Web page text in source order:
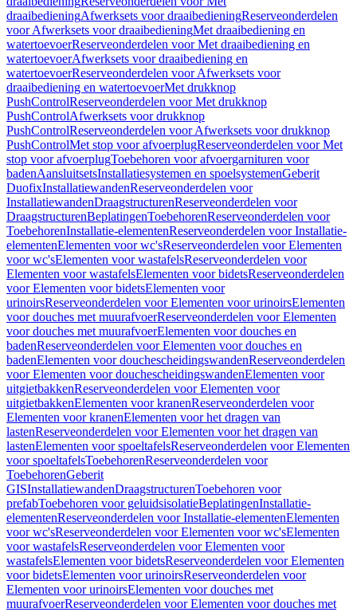
draaibedieningAfwerksets voor draaibedieningReserveonderdelen
voor Afwerksets voor draaibedieningMet draaibediening en
watertoevoerReserveonderdelen voor Met draaibediening en
watertoevoerAfwerksets voor draaibediening en
watertoevoerReserveonderdelen voor Afwerksets voor
draaibediening en watertoevoerMet drukknop
PushControlReserveonderdelen voor Met drukknop
PushControlAfwerksets voor drukknop
PushControlReserveonderdelen voor Afwerksets voor drukknop
PushControlMet stop voor afvoerplugReserveonderdelen voor Met
stop voor afvoerplugToebehoren voor afvoergarnituren voor
badenAansluitsetsInstallatiesystemen en spoelsystemenGeberit
DuofixInstallatiewandenReserveonderdelen voor
InstallatiewandenDraagstructurenReserveonderdelen voor
DraagstructurenBeplatingenToebehorenReserveonderdelen voor
ToebehorenInstallatie-elementenReserveonderdelen voor Installatie-
elementenElementen voor wc'sReserveonderdelen voor Elementen
voor wc'sElementen voor wastafelsReserveonderdelen voor
Elementen voor wastafelsElementen voor bidetsReserveonderdelen
voor Elementen voor bidetsElementen voor
urinoirsReserveonderdelen voor Elementen voor urinoirsElementen
voor douches met muurafvoerReserveonderdelen voor Elementen
voor douches met muurafvoerElementen voor douches en
badenReserveonderdelen voor Elementen voor douches en
badenElementen voor douchescheidingswandenReserveonderdelen
voor Elementen voor douchescheidingswandenElementen voor
uitgietbakkenReserveonderdelen voor Elementen voor
uitgietbakkenElementen voor kranenReserveonderdelen voor
Elementen voor kranenElementen voor het dragen van
lastenReserveonderdelen voor Elementen voor het dragen van
lastenElementen voor spoeltafelsReserveonderdelen voor Elementen
voor spoeltafelsToebehorenReserveonderdelen voor
ToebehorenGeberit
GISInstallatiewandenDraagstructurenToebehoren voor
prefabToebehoren voor geluidsisolatieBeplatingenInstallatie-
elementenReserveonderdelen voor Installatie-elementenElementen
voor wc'sReserveonderdelen voor Elementen voor wc'sElementen
voor wastafelsReserveonderdelen voor Elementen voor
wastafelsElementen voor bidetsReserveonderdelen voor Elementen
voor bidetsElementen voor urinoirsReserveonderdelen voor
Elementen voor urinoirsElementen voor douches met
muurafvoerReserveonderdelen voor Elementen voor douches met